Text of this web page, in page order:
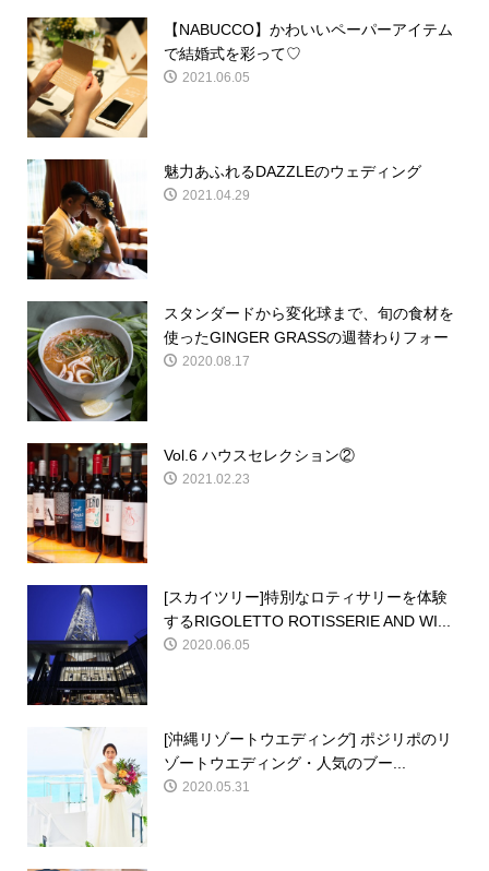
【NABUCCO】かわいいペーパーアイテム
で結婚式を彩って♡
2021.06.05
魅力あふれるDAZZLEのウェディング
2021.04.29
スタンダードから変化球まで、旬の食材を
使ったGINGER GRASSの週替わりフォー
2020.08.17
Vol.6 ハウスセレクション②
2021.02.23
[スカイツリー]特別なロティサリーを体験
するRIGOLETTO ROTISSERIE AND WI...
2020.06.05
[沖縄リゾートウエディング] ポジリポのリ
ゾートウエディング・人気のブー...
2020.05.31